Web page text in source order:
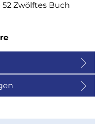
Zwölftes Buch